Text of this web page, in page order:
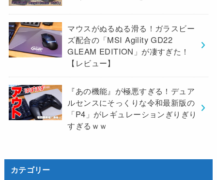
マウスがぬるぬる滑る！ガラスビー
ズ配合の「MSI Agility GD22
GLEAM EDITION」が凄すぎた！
【レビュー】
『あの機能』が極悪すぎる！デュア
ルセンスにそっくりな令和最新版の
「P4」がレギュレーションぎりぎり
すぎるｗｗ
カテゴリー